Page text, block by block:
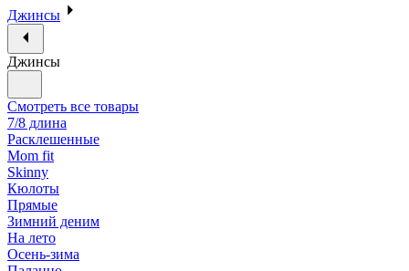
Джинсы
Джинсы
Смотреть все товары
7/8 длина
Расклешенные
Mom fit
Skinny
Кюлоты
Прямые
Зимний деним
На лето
Осень-зима